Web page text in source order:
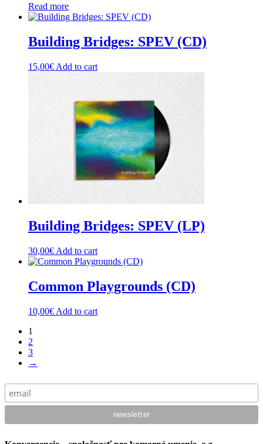
Read more
Building Bridges: SPEV (CD)
15,00€ Add to cart
Building Bridges: SPEV (LP)
30,00€ Add to cart
Common Playgrounds (CD)
10,00€ Add to cart
1
2
3
→